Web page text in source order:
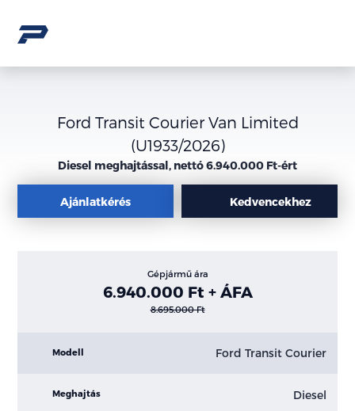
Ford Transit Courier Van Limited
(U1933/2026)
Diesel meghajtással, nettó 6.940.000 Ft-ért
Ajánlatkérés Kedvencekhez
Gépjármű ára
6.940.000 Ft + ÁFA
8.695.000 Ft
Modell Ford Transit Courier
Meghajtás Diesel